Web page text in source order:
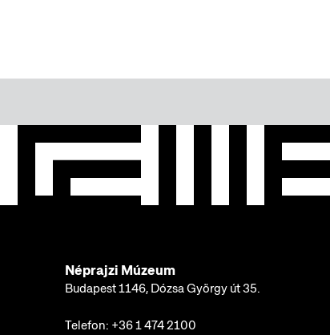
Néprajzi Múzeum
Budapest 1146, Dózsa György út 35.
Telefon: +36 1 474 2100